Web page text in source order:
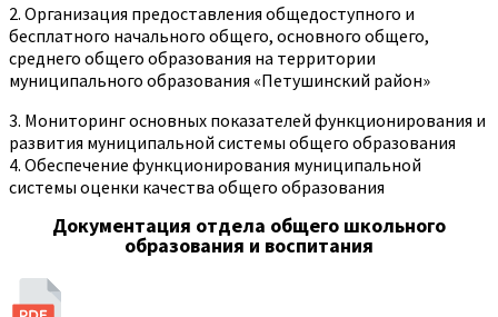
2. Организация предоставления общедоступного и
бесплатного начального общего, основного общего,
среднего общего образования на территории
муниципального образования «Петушинский район»
3. Мониторинг основных показателей функционирования и
развития муниципальной системы общего образования
4. Обеспечение функционирования муниципальной
системы оценки качества общего образования
Документация отдела общего школьного
образования и воспитания